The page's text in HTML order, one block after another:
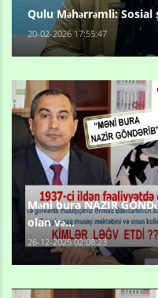
Qulu Məhərrəmli: Sosial
20-02-2026 17:55:47
Məni bura NAZİR
olan və...
26-12-2025 02:08:23